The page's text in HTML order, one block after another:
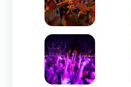
Zoom de l'image